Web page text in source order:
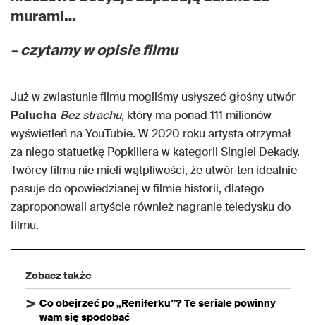
murami…
– czytamy w opisie filmu
Już w zwiastunie filmu mogliśmy usłyszeć głośny utwór
Palucha Bez strachu, który ma ponad 111 milionów
wyświetleń na YouTubie. W 2020 roku artysta otrzymał
za niego statuetkę Popkillera w kategorii Singiel Dekady.
Twórcy filmu nie mieli wątpliwości, że utwór ten idealnie
pasuje do opowiedzianej w filmie historii, dlatego
zaproponowali artyście również nagranie teledysku do
filmu.
Zobacz także
Co obejrzeć po „Reniferku”? Te seriale powinny
wam się spodobać